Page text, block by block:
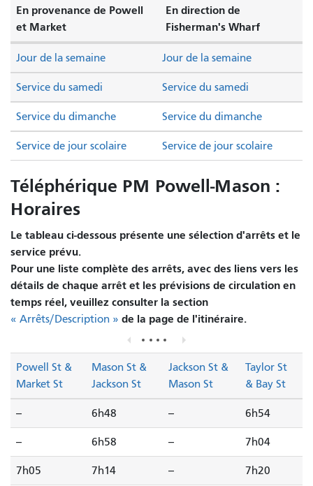
En provenance de Powell
et Market
En direction de
Fisherman's Wharf
Service du samedi Service du samedi
Service du dimanche Service du dimanche
Jour de la semaine Jour de la semaine
Service de jour scolaire Service de jour scolaire
Téléphérique PM Powell-Mason :
Horaires
Le tableau ci-dessous présente une sélection d'arrêts et le
service prévu.
Pour une liste complète des arrêts, avec des liens vers les
détails de chaque arrêt et les prévisions de circulation en
temps réel, veuillez consulter la section
« Arrêts/Description » de la page de l'itinéraire.
Powell St &
Market St
Mason St &
Jackson St
Jackson St &
Mason St
Taylor St
& Bay St
-- 6h48 -- 6h54
-- 6h58 -- 7h04
7h05 7h14 -- 7h20